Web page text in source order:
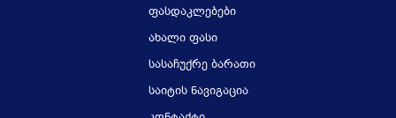
ფასდაკლებები
ახალი ფასი
სასაჩუქრე ბარათი
საიტის ნავიგაცია